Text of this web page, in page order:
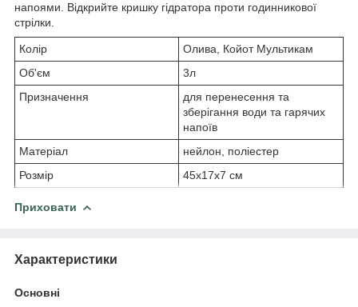
напоями. Відкрийте кришку гідратора проти годинникової
стрілки.
Колір
Олива, Койот Мультикам
Об'єм
3л
Призначення
для перенесення та
зберігання води та гарячих
напоїв
Матеріал
нейлон, поліестер
Розмір
45x17x7 см
Приховати
Характеристики
Основні